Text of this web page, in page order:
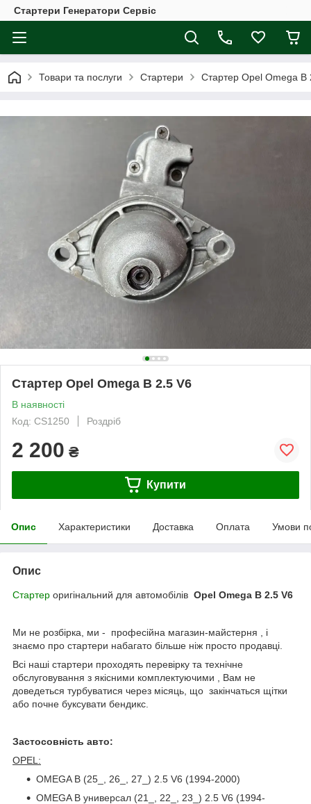
Стартери Генератори Сервіс
Товари та послуги Стартери Стартер Opel Omega B
Стартер Opel Omega B 2.5 V6
В наявності
Код: CS1250
Роздріб
2 200 ₴
Купити
Опис Характеристики Доставка Оплата Умови
Опис
Стартер оригінальний для автомобілів Opel Omega B 2.5 V6
Ми не розбірка, ми - професійна магазин-майстерня , і
знаємо про стартери набагато більше ніж просто продавці.
Всі наші стартери проходять перевірку та технічне
обслуговування з якісними комплектуючими , Вам не
доведеться турбуватися через місяць, що закінчаться щітки
або почне буксувати бендикс.
Застосовність авто:
OPEL:
OMEGA B (25_, 26_, 27_) 2.5 V6 (1994-2000)
OMEGA B универсал (21_, 22_, 23_) 2.5 V6 (1994-